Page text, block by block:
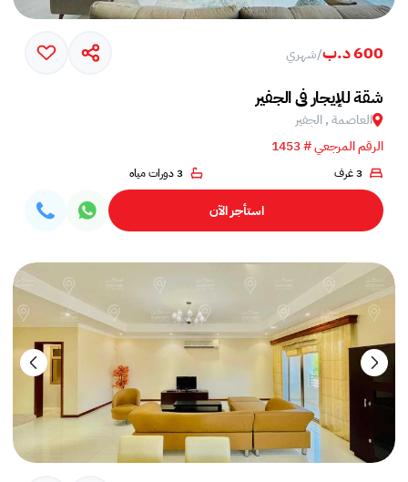
600 د.ب /شهري
شقة للإيجار في الجفير
العاصمة , الجفير
الرقم المرجعي # 1453
3 غرف 3 دورات مياه
استأجر الآن